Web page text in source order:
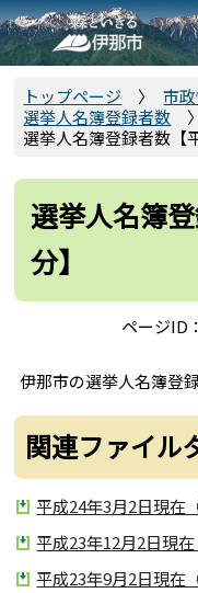
こ
の
ペ
先
トップページ 市
選挙人名簿登録者数
選挙人名簿登録者数【
選挙人名簿
分】
ページID
伊那市の選挙人名簿登
関連ファイル
平成24年3月2日現在
平成23年12月2日現在
平成23年9月2日現在